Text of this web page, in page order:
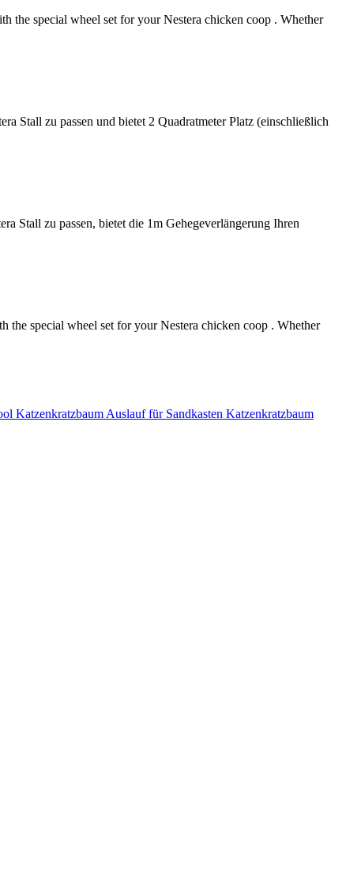
special wheel set for your Nestera chicken coop . Whether
Stall zu passen und bietet 2 Quadratmeter Platz (einschließlich
Stall zu passen, bietet die 1m Gehegeverlängerung Ihren
special wheel set for your Nestera chicken coop . Whether
Katzenkratzbaum Auslauf für Sandkasten Katzenkratzbaum